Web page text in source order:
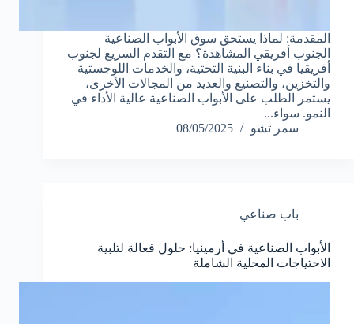
المقدمة: لماذا يستحق سوق الأبواب الصناعية
الجنوب أفريقي المشاهدة؟ مع التقدم السريع لجنوب
أفريقيا في بناء البنية التحتية، والخدمات اللوجستية
والتخزين، والتصنيع والعديد من المجالات الأخرى،
يستمر الطلب على الأبواب الصناعية عالية الأداء في
النمو. سواء...
سمر تشو
08/05/2025
باب صناعي
الأبواب الصناعية في أرمينيا: حلول فعالة لتلبية
الاحتياجات المحلية الشاملة